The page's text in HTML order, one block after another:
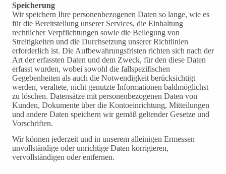
Speicherung
Wir speichern Ihre personenbezogenen Daten so lange, wie es
für die Bereitstellung unserer Services, die Einhaltung
rechtlicher Verpflichtungen sowie die Beilegung von
Streitigkeiten und die Durchsetzung unserer Richtlinien
erforderlich ist. Die Aufbewahrungsfristen richten sich nach der
Art der erfassten Daten und dem Zweck, für den diese Daten
erfasst wurden, wobei sowohl die fallspezifischen
Gegebenheiten als auch die Notwendigkeit berücksichtigt
werden, veraltete, nicht genutzte Informationen baldmöglichst
zu löschen. Datensätze mit personenbezogenen Daten von
Kunden, Dokumente über die Kontoeinrichtung, Mitteilungen
und andere Daten speichern wir gemäß geltender Gesetze und
Vorschriften.
Wir können jederzeit und in unserem alleinigen Ermessen
unvollständige oder unrichtige Daten korrigieren,
vervollständigen oder entfernen.